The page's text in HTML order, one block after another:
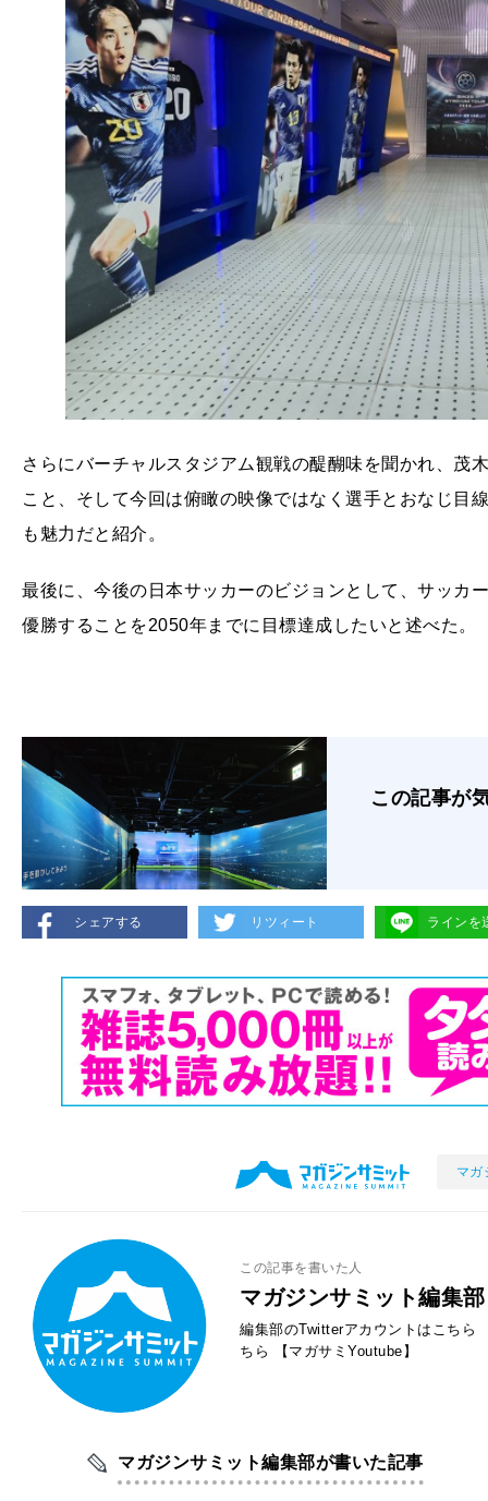
さらにバーチャルスタジアム観戦の醍醐味を聞かれ、茂
こと、そして今回は俯瞰の映像ではなく選手とおなじ目
も魅力だと紹介。
最後に、今後の日本サッカーのビジョンとして、サッカ
優勝することを2050年までに目標達成したいと述べた。
この記事が
シェアする リツィート ラインを
マガ
この記事を書いた人
マガジンサミット編集部
編集部のTwitterアカウントはこちら
ちら
【マガサミYoutube】
マガジンサミット編集部が書いた記事